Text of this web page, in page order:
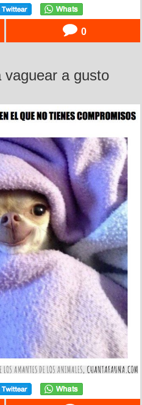
0
vaguear a gusto